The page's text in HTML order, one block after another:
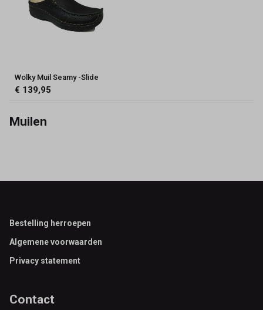
Wolky Muil Seamy -Slide
€ 139,95
Muilen
Footer
Bestelling herroepen
Algemene voorwaarden
Privacy statement
Contact